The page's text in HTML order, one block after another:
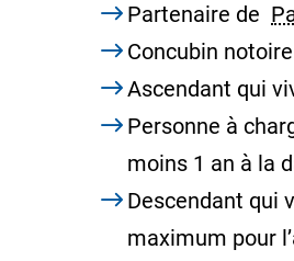
Partenaire de
Concubin notoire
Ascendant qui
Personne à
moins 1 an à la
Descendant qui
maximum pour